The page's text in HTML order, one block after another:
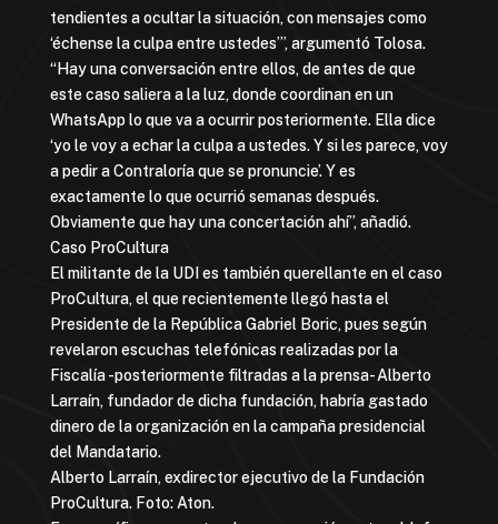
tendientes a ocultar la situación, con mensajes como
‘échense la culpa entre ustedes’”, argumentó Tolosa.
“Hay una conversación entre ellos, de antes de que
este caso saliera a la luz, donde coordinan en un
WhatsApp lo que va a ocurrir posteriormente. Ella dice
‘yo le voy a echar la culpa a ustedes. Y si les parece, voy
a pedir a Contraloría que se pronuncie’. Y es
exactamente lo que ocurrió semanas después.
Obviamente que hay una concertación ahí”, añadió.
Caso ProCultura
El militante de la UDI es también querellante en el caso
ProCultura, el que recientemente llegó hasta el
Presidente de la República Gabriel Boric, pues según
revelaron escuchas telefónicas realizadas por la
Fiscalía -posteriormente filtradas a la prensa- Alberto
Larraín, fundador de dicha fundación, habría gastado
dinero de la organización en la campaña presidencial
del Mandatario.
Alberto Larraín, exdirector ejecutivo de la Fundación
ProCultura. Foto: Aton.